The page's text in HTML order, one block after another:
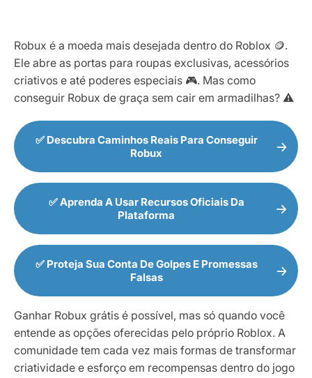
Robux é a moeda mais desejada dentro do Roblox 🪙.
Ele abre as portas para roupas exclusivas, acessórios
criativos e até poderes especiais 🎮. Mas como
conseguir Robux de graça sem cair em armadilhas? ⚠️
✅ Descubra Caminhos Reais Para Conseguir
Robux
✅ Aprenda A Usar Recursos Oficiais Da
Plataforma
✅ Proteja Sua Conta De Golpes E Promessas
Falsas
Ganhar Robux grátis é possível, mas só quando você
entende as opções oferecidas pelo próprio Roblox. A
comunidade tem cada vez mais formas de transformar
criatividade e esforço em recompensas dentro do jogo